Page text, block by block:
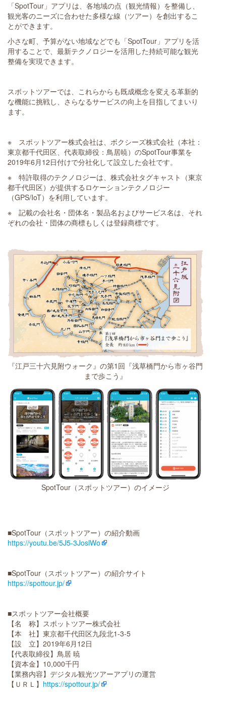
「SpotTour」アプリは、各地域の点（観光情報）を整備し、
観光客のニーズに合わせた多様な線（ツアー）を創出するこ
とができます。
小さな町、予算がない地域などでも「SpotTour」アプリを活
用することで、最新テクノロジーを活用した持続可能な観光
整備を実現できます。
スポットツアーでは、これらからも既成概念を変える革新的
な機能に挑戦し、さらなるサービスの向上を目指してまいり
ます。
※ スポットツアー株式会社は、ボクシーズ株式会社（本社：
東京都千代田区、代表取締役：鳥居暁）のSpotTour事業を
2019年6月12日付けで分社化して設立した会社です。
※ 特許取得のテクノロジーは、株式会社タグキャスト（東京
都千代田区）が提供するロケーションテクノロジー
（GPS/IoT）を利用しています。
※ 記載の会社名・団体名・製品名およびサービス名は、それ
ぞれの会社・団体の商標もしくは登録商標です。
『江戸三十六見附ウォーク』の第1回『浅草橋門から市ヶ谷門
まで歩こう』
SpotTour（スポットツアー）のイメージ
■SpotTour（スポットツアー）の紹介動画
https://youtu.be/5J5-3JoslWo
■SpotTour（スポットツアー）の紹介サイト
https://spottour.jp/
■スポットツアー会社概要
【名 称】スポットツアー株式会社
【本 社】東京都千代田区九段北1-3-5
【設 立】2019年6月12日
【代表取締役】鳥居 暁
【資本金】10,000千円
【業務内容】デジタル観光ツアーアプリの運営
【ＵＲＬ】 https://spottour.jp/